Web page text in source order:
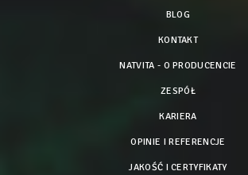
BLOG
KONTAKT
NATVITA - O PRODUCENCIE
ZESPÓŁ
KARIERA
OPINIE I REFERENCJE
JAKOŚĆ I CERTYFIKATY